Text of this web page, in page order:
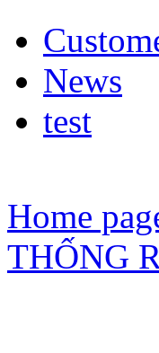
News
test
Home
THỐNG